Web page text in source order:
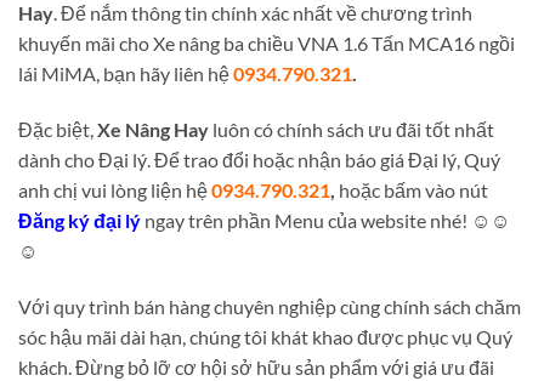
Hay. Để nắm thông tin chính xác nhất về chương trình
khuyến mãi cho Xe nâng ba chiều VNA 1.6 Tấn MCA16 ngồi
lái MiMA, bạn hãy liên hệ0934.790.321.
Đặc biệt,Xe Nâng Hay luôn có chính sách ưu đãi tốt nhất
dành cho Đại lý. Để trao đổi hoặc nhận báo giá Đại lý, Quý
anh chị vui lòng liện hệ0934.790.321, hoặc bấm vào nút
Đăng ký đại lý ngay trên phần Menu của website nhé! ☺☺
☺
Với quy trình bán hàng chuyên nghiệp cùng chính sách chăm
sóc hậu mãi dài hạn, chúng tôi khát khao được phục vụ Quý
khách. Đừng bỏ lỡ cơ hội sở hữu sản phẩm với giá ưu đãi